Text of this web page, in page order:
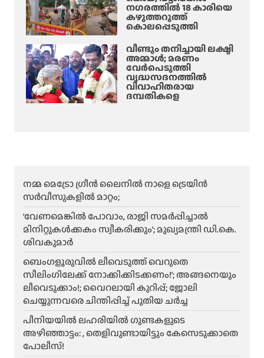
ർ
ച്ച
നഗരത്തിൽ 18 കാരിയെ
കഴുത്തറുത്ത്
കൊലപ്പെടുത്തി
വീണ്ടും തനിച്ചായി ലക്ഷ്മി
അമ്മാള്‍; മരണം
വേർപെടുത്തി
വൃദ്ധസദനത്തില്‍
വിവാഹിതരായ
ദമ്പതികളെ
നമ്മ മെട്രോ ഗ്രീൻ ലൈനിൽ നാളെ ട്രെയിൻ
സർവീസുകളിൽ മാറ്റം;
‘വേണമെങ്കിൽ പോവാം, രാജി സമർപ്പിച്ചാൽ
മിനിറ്റുകൾക്കകം സ്വീകരിക്കും’; മുഖ്യമന്ത്രി ഡി.കെ.
ശിവകുമാർ
ബെം​ഗളൂരുവിൽ ലീവെടുത്ത് വെറുതെ
സീലിംഗിലേക്ക് നോക്കിക്കിടക്കണം!’; അങ്ങനെയും
ലീവെടുക്കാം!; വൈറലായി കുറിപ്പ്; ജോലി
ചെയ്യുന്നവരെ ചിന്തിപ്പിച്ച് പുതിയ ചർച്ച
പീനിയയിൽ ലഹരിയിൽ ഗുണ്ടകളുടെ
അഴിഞ്ഞാട്ടം: , തെളിവുണ്ടായിട്ടും കേസെടുക്കാതെ
പോലീസ്!